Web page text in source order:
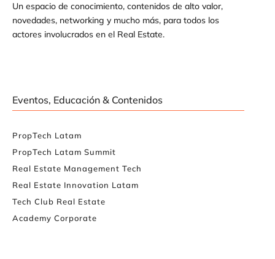
Un espacio de conocimiento, contenidos de alto valor,
novedades, networking y mucho más, para todos los
actores involucrados en el Real Estate.
Eventos, Educación & Contenidos
PropTech Latam
PropTech Latam Summit
Real Estate Management Tech
Real Estate Innovation Latam
Tech Club Real Estate
Academy Corporate